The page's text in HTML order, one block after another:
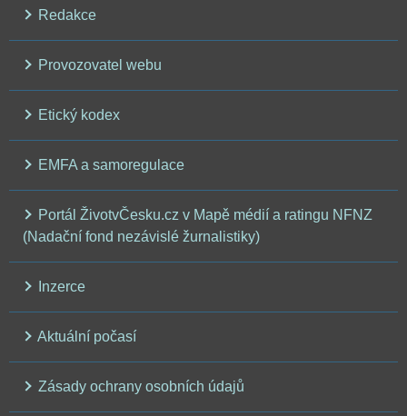
Redakce
Provozovatel webu
Etický kodex
EMFA a samoregulace
Portál ŽivotvČesku.cz v Mapě médií a ratingu NFNZ
(Nadační fond nezávislé žurnalistiky)
Inzerce
Aktuální počasí
Zásady ochrany osobních údajů